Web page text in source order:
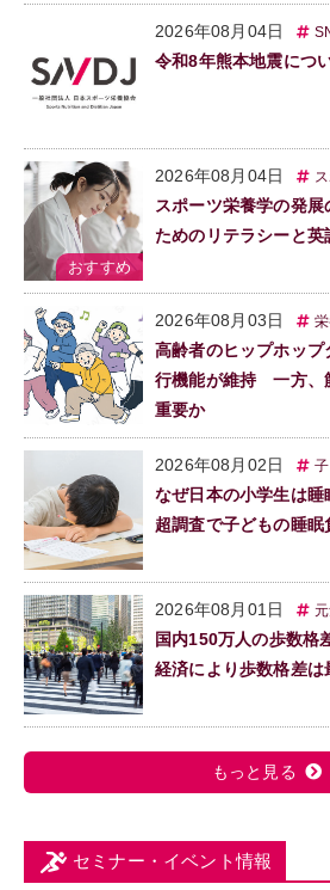
2026年08月04日
令和8年熊本地震につ
2026年08月04日
スポーツ栄養学の発
ためのリテラシーと英
2026年08月03日
高齢者のヒップホッ
行機能が維持 一方、
重要か
2026年08月02日
なぜ日本の小学生は
超調査で子どもの睡眠
2026年08月01日
国内150万人の歩数格
経済により歩数格差は
もっと見る
セミナー・イベント情報